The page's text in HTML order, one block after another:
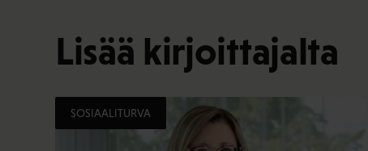
Lisää kirjoittajalta
SOSIAALITURVA